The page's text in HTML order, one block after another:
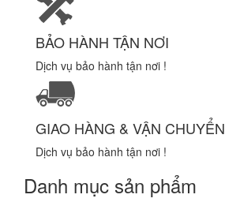
BẢO HÀNH TẬN NƠI
Dịch vụ bảo hành tận nơi !
GIAO HÀNG & VẬN CHUYỂN
Dịch vụ bảo hành tận nơi !
Danh mục sản phẩm